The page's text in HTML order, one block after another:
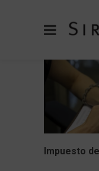
Impuesto